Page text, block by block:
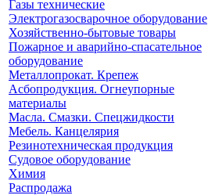
Газы технические
Электрогазосварочное оборудование
Хозяйственно-бытовые товары
Пожарное и аварийно-спасательное
оборудование
Металлопрокат. Крепеж
Асбопродукция. Огнеупорные
материалы
Масла. Смазки. Спецжидкости
Мебель. Канцелярия
Резинотехническая продукция
Судовое оборудование
Химия
Распродажа